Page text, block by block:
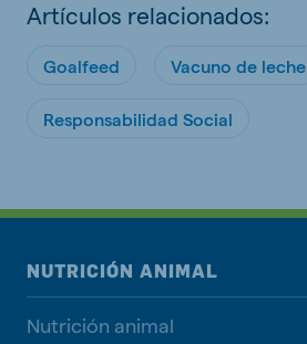
Artículos relacionados:
Goalfeed Vacuno de leche
Responsabilidad Social
NUTRICIÓN ANIMAL
Nutrición animal